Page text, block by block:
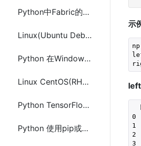
Python中Fabric的安装
Linux(Ubuntu Debian LinuxMint)安装python3.7.1并且兼容python2
Python 在Windows、Mac和Linux上安装pip的方法
Linux CentOS(RHEL 7/6)和Fedora(29-25) 安装Python 3.7.2
Python TensorFlow Dataset.from_tensors与Dataset.from_tensor_slices 区别
Python 使用pip或easy_install或手动安装库/模块/软件包
示
left
0
1
2